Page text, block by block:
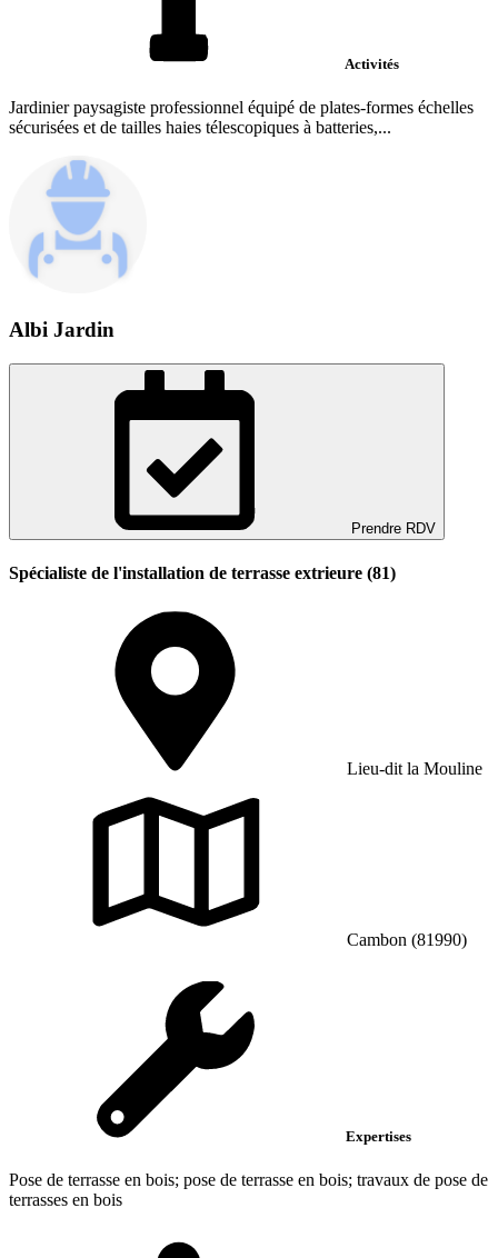
Activités
Jardinier paysagiste professionnel équipé de plates-formes échelles
sécurisées et de tailles haies télescopiques à batteries,...
Albi Jardin
Prendre RDV
Spécialiste de l'installation de terrasse extrieure (81)
Lieu-dit la Mouline
Cambon (81990)
Expertises
Pose de terrasse en bois; pose de terrasse en bois; travaux de pose de
terrasses en bois